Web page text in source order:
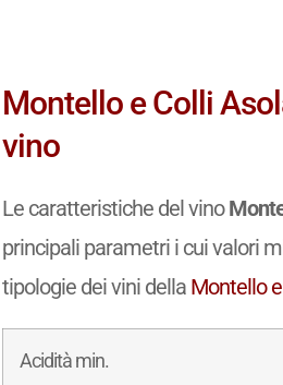
Montello e Colli
vino
Le caratteristiche del vino
principali parametri i cui valori
tipologie dei vini della Montello
Acidità min.